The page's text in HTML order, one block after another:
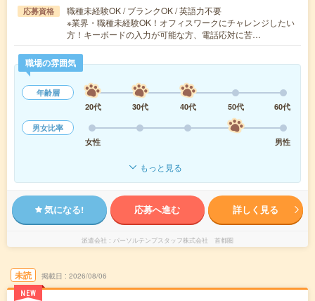
応募資格
職種未経験OK / ブランクOK / 英語力不要
※業界・職種未経験OK！オフィスワークにチャレンジしたい
方！キーボードの入力が可能な方、電話応対に苦…
職場の雰囲気
年齢層
20代
30代 40代 50代
60代
男女比率
女性
男性
もっと見る
気になる! 応募へ進む 詳しく見る
派遣会社 パーソルテンプスタッフ株式会社 首都圏
未読
NEW
掲載日 2026/08/06